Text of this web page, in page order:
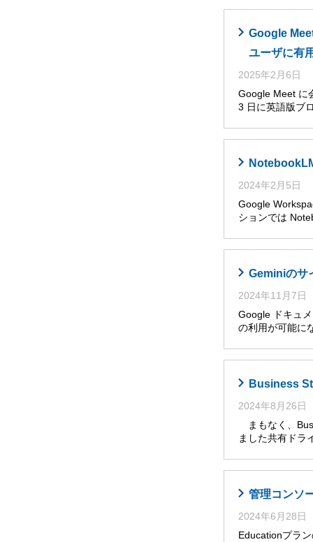
Google
ユーザに有
2025年2月6日
Google Meet に
3 日に英語版ブ
2024年2月5日
Google
ションでは
Geminiのサ
2024年11月7日
Google ドキュ
の利用が可能に
Business
2024年8月26日
まもなく、
ました共有ドラ
管理コンソ
2024年6月28日
Educationプラ